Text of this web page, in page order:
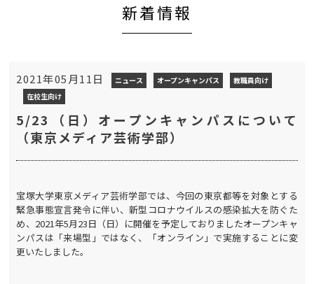
新着情報
2021年05月11日 ニュース オープンキャンパス
教職員向け
在校生向け
5/23（日）オープンキャンパスについて
（東京メディア芸術学部）
宝塚大学東京メディア芸術学部では、今回の東京都等を対象とする
緊急事態宣言発令に伴い、新型コロナウイルスの感染拡大を防ぐた
め、2021年5月23日（日）に開催を予定しておりましたオープンキャ
ンパスは「来場型」ではなく、「オンライン」で実施することに変
更いたしました。